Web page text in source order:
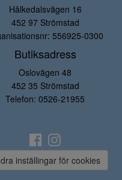
Hålkedalsvägen 16
452 97 Strömstad
556925-0300
Butiksadress
Oslovägen 48
452 35 Strömstad
Telefon: 0526-21955
inställingar för cookies